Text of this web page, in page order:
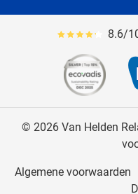
Gemiddeld8.6/
© 2026 Van Helden
Algemene voorwaarden